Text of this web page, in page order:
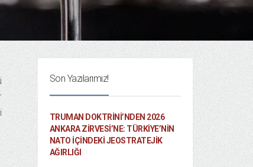
Son Yazılarımız!
TRUMAN DOKTRINI’NDEN 2026
ANKARA ZIRVESI’NE: TÜRKIYE’NIN
NATO İÇINDEKI JEOSTRATEJIK
AĞIRLIĞI